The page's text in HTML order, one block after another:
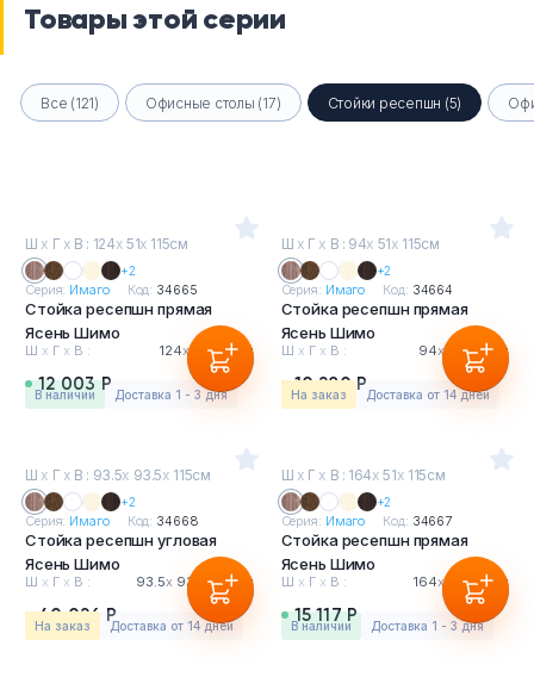
Товары этой серии
Все (121) Офисные столы (17) Стойки ресепшн (5)
Ш х Г х В : 124х 51х 115см
+2
Серия: Имаго Код: 34665
Стойка ресепшн прямая
Ясень Шимо
Ш х Г х В : 124х51 х115см
12 003 Р
в наличии Доставка 1 - 3 дня
Ш х Г х В : 94х 51х 115см
+2
Серия: Имаго Код: 34664
Стойка ресепшн прямая
Ясень Шимо
Ш х Г х В : 94х51 х115см
10 280 Р
На заказ Доставка от 14 дней
Ш х Г х В : 93.5х 93.5х 115см
+2
Серия: Имаго Код: 34668
Стойка ресепшн угловая
Ясень Шимо
Ш х Г х В : 93.5х93.5 х115см
40 026 Р
На заказ Доставка от 14 дней
Ш х Г х В : 164х 51х 115см
+2
Серия: Имаго Код: 34667
Стойка ресепшн прямая
Ясень Шимо
Ш х Г х В : 164х51 х115см
15 117 Р
в наличии Доставка 1 - 3 дня